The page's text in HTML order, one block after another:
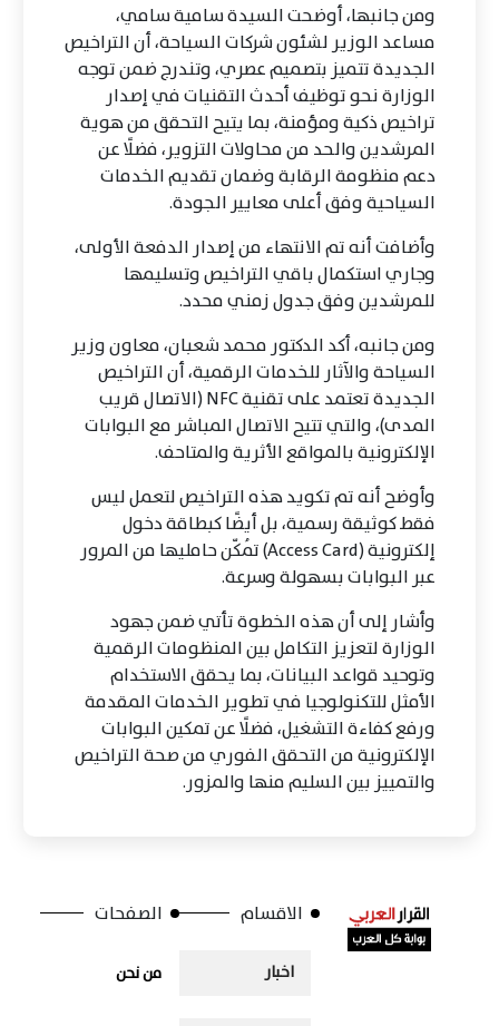
ومن جانبها، أوضحت السيدة سامية سامي،
مساعد الوزير لشئون شركات السياحة، أن التراخيص
الجديدة تتميز بتصميم عصري، وتندرج ضمن توجه
الوزارة نحو توظيف أحدث التقنيات في إصدار
تراخيص ذكية ومؤمنة، بما يتيح التحقق من هوية
المرشدين والحد من محاولات التزوير، فضلًا عن
دعم منظومة الرقابة وضمان تقديم الخدمات
السياحية وفق أعلى معايير الجودة.
وأضافت أنه تم الانتهاء من إصدار الدفعة الأولى،
وجاري استكمال باقي التراخيص وتسليمها
للمرشدين وفق جدول زمني محدد.
ومن جانبه، أكد الدكتور محمد شعبان، معاون وزير
السياحة والآثار للخدمات الرقمية، أن التراخيص
الجديدة تعتمد على تقنية NFC (الاتصال قريب
المدى)، والتي تتيح الاتصال المباشر مع البوابات
الإلكترونية بالمواقع الأثرية والمتاحف.
وأوضح أنه تم تكويد هذه التراخيص لتعمل ليس
فقط كوثيقة رسمية، بل أيضًا كبطاقة دخول
إلكترونية (Access Card) تُمكّن حامليها من المرور
عبر البوابات بسهولة وسرعة.
وأشار إلى أن هذه الخطوة تأتي ضمن جهود
الوزارة لتعزيز التكامل بين المنظومات الرقمية
وتوحيد قواعد البيانات، بما يحقق الاستخدام
الأمثل للتكنولوجيا في تطوير الخدمات المقدمة
ورفع كفاءة التشغيل، فضلًا عن تمكين البوابات
الإلكترونية من التحقق الفوري من صحة التراخيص
والتمييز بين السليم منها والمزور.
الاقسام
اخبار
الصفحات
من نحن